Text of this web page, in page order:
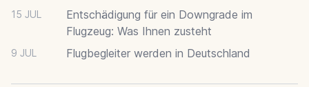
15 JUL
Entschädigung für ein Downgrade im
Flugzeug: Was Ihnen zusteht
9 JUL Flugbegleiter werden in Deutschland